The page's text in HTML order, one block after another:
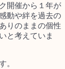
開催から１年が
動や絆を過去の
りのままの個性
と考えていま
。